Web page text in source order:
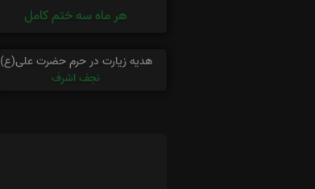
هر ماه سه ختم کامل
هدیه زیارت در حرم حضرت علی(ع)
نجف اشرف